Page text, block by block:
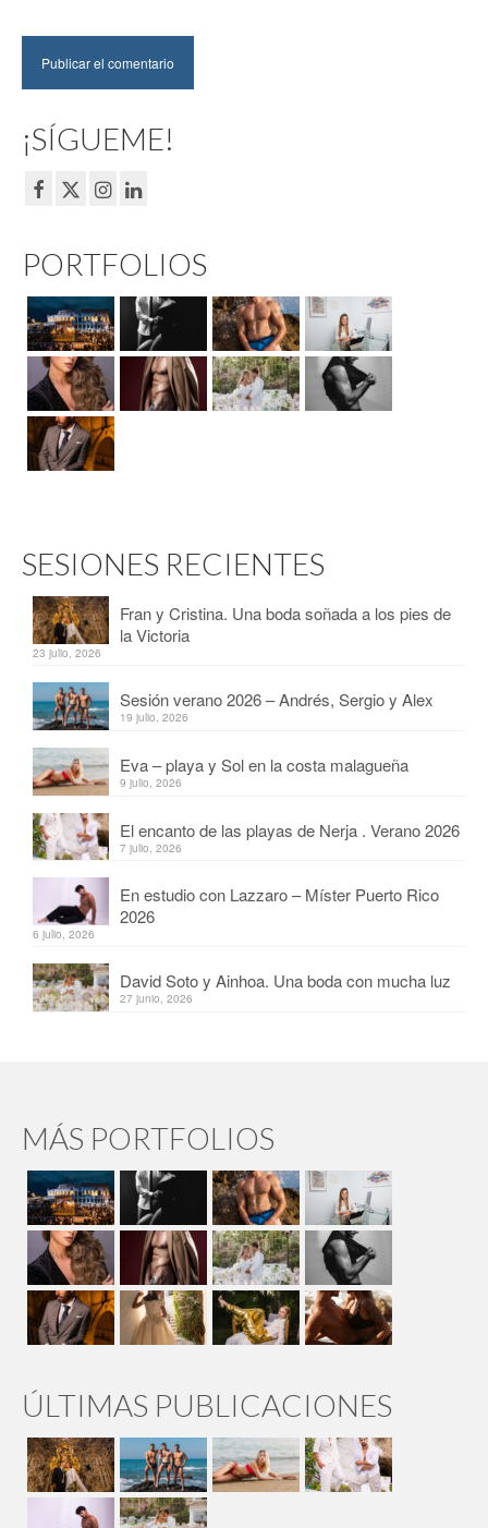
¡SÍGUEME!
PORTFOLIOS
SESIONES RECIENTES
Fran y Cristina. Una boda soñada a los pies de
la Victoria
23 julio, 2026
Sesión verano 2026 – Andrés, Sergio y Alex
19 julio, 2026
Eva – playa y Sol en la costa malagueña
9 julio, 2026
El encanto de las playas de Nerja . Verano 2026
7 julio, 2026
En estudio con Lazzaro – Míster Puerto Rico
2026
6 julio, 2026
David Soto y Ainhoa. Una boda con mucha luz
27 junio, 2026
MÁS PORTFOLIOS
ÚLTIMAS PUBLICACIONES